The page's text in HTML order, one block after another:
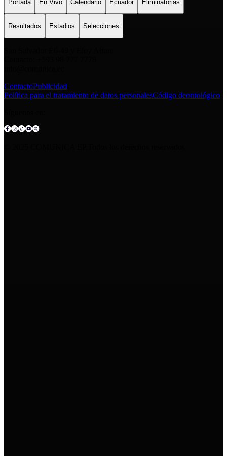
Portada En Vivo Calendario Ecuador Eliminatorias
Resultados Estadios Selecciones
ContactoPublicidad
Política para el tratamiento de datos personalesCódigo deontológico